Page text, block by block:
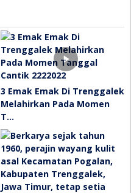
3 Emak Emak Di Trenggalek
Melahirkan Pada Momen
T…